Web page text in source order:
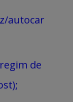
autocar
de